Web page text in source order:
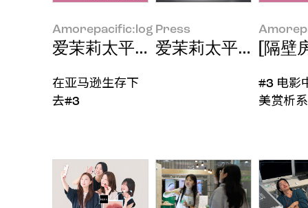
Amorepacific:log
爱茉莉太平洋营销者眼中的亚马逊
在亚马逊生存下
去#3
Press
爱茉莉太平洋首次
[隔壁
#3 电影
美赏析